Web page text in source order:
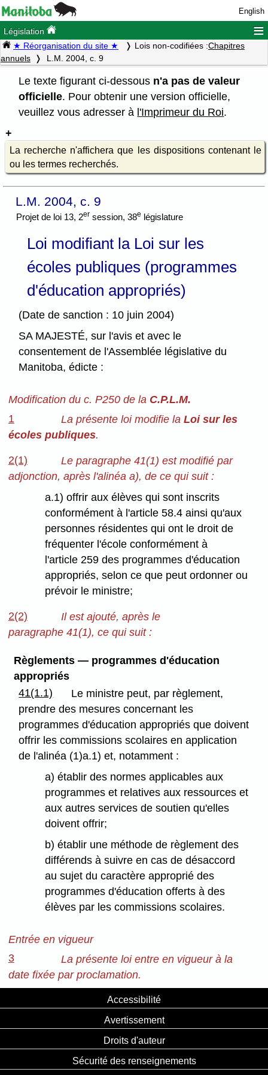
English
Législation ≡
★ Réorganisation du site ★ Lois non-codifiées :Chapitres
annuels
L.M. 2004, c. 9
Le texte figurant ci-dessous n'a pas de valeur
officielle. Pour obtenir une version officielle,
veuillez vous adresser à l'Imprimeur du Roi.
La recherche n'affichera que les dispositions contenant le
ou les termes recherchés.
L.M. 2004, c. 9
Projet de loi 13, 2er session, 38e législature
Loi modifiant la Loi sur les
écoles publiques (programmes
d'éducation appropriés)
(Date de sanction : 10 juin 2004)
SA MAJESTÉ, sur l'avis et avec le
consentement de l'Assemblée législative du
Manitoba, édicte :
Modification du c. P250 de la C.P.L.M.
1
La présente loi modifie la Loi sur les
écoles publiques.
2(1)
Le paragraphe 41(1) est modifié par
adjonction, après l'alinéa a), de ce qui suit :
a.1) offrir aux élèves qui sont inscrits
conformément à l'article 58.4 ainsi qu'aux
personnes résidentes qui ont le droit de
fréquenter l'école conformément à
l'article 259 des programmes d'éducation
appropriés, selon ce que peut ordonner ou
prévoir le ministre;
2(2)
Il est ajouté, après le
paragraphe 41(1), ce qui suit :
Règlements — programmes d'éducation
appropriés
41(1.1)
Le ministre peut, par règlement,
prendre des mesures concernant les
programmes d'éducation appropriés que doivent
offrir les commissions scolaires en application
de l'alinéa (1)a.1) et, notamment :
a) établir des normes applicables aux
programmes et relatives aux ressources et
aux autres services de soutien qu'elles
doivent offrir;
b) établir une méthode de règlement des
différends à suivre en cas de désaccord
au sujet du caractère approprié des
programmes d'éducation offerts à des
élèves par les commissions scolaires.
Entrée en vigueur
3
La présente loi entre en vigueur à la
date fixée par proclamation.
Accessibilité
Avertissement
Droits d'auteur
Sécurité des renseignements